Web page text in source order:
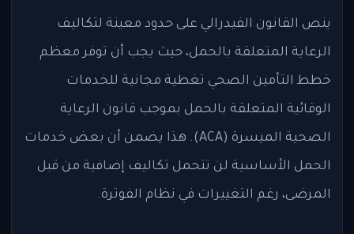
ينص القانون الفيدرالي على حدود معينة لتكاليف
الرعاية المتعلقة بالحمل، حيث يجب أن توفر معظم
خطط التأمين الصحي تغطية مجانية للخدمات
الوقائية المتعلقة بالحمل بموجب قانون الرعاية
الصحية الميسرة (ACA). هذا يضمن أن بعض خدمات
الحمل الأساسية لن تتحمل تكاليف إضافية من قبل
المرضى، رغم التغييرات في نظام الفوترة.